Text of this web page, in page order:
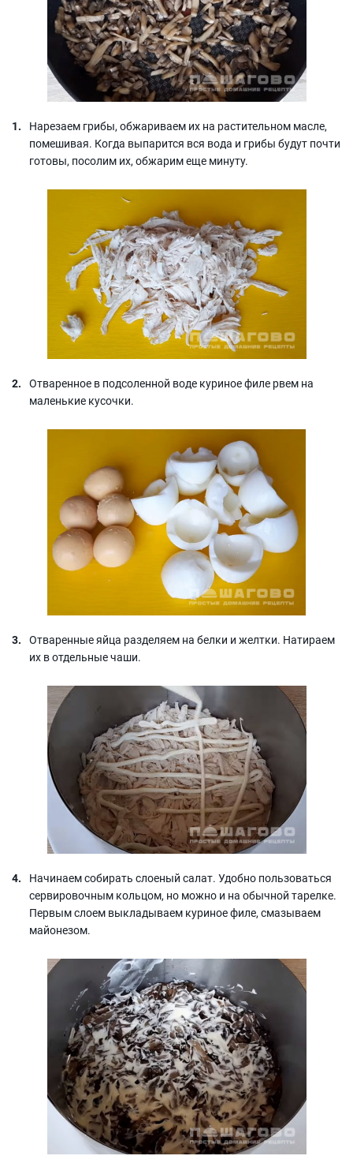
Нарезаем грибы, обжариваем их на растительном масле,
помешивая. Когда выпарится вся вода и грибы будут почти
готовы, посолим их, обжарим еще минуту.
Отваренное в подсоленной воде куриное филе рвем на
маленькие кусочки.
Отваренные яйца разделяем на белки и желтки. Натираем
их в отдельные чаши.
Начинаем собирать слоеный салат. Удобно пользоваться
сервировочным кольцом, но можно и на обычной тарелке.
Первым слоем выкладываем куриное филе, смазываем
майонезом.